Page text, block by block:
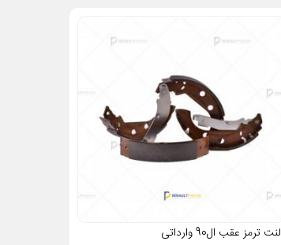
لنت ترمز عقب ال90 وارداتی